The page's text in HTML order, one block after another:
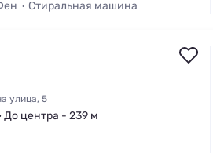
Стиральная машина
улица, 5
До центра - 239 м